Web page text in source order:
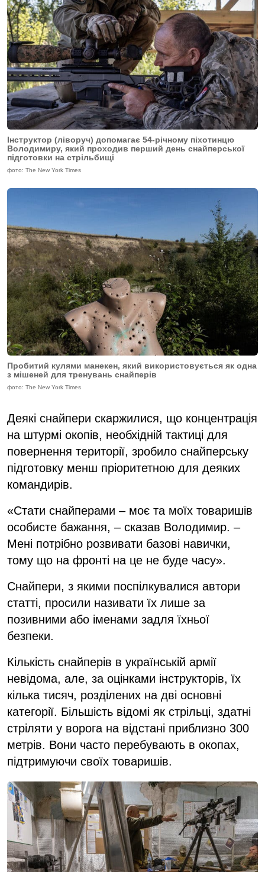
Інструктор (ліворуч) допомагає 54-річному піхотинцю
Володимиру, який проходив перший день снайперської
підготовки на стрільбищі
фото: The New York Times
Пробитий кулями манекен, який використовується як одна
з мішеней для тренувань снайперів
фото: The New York Times
Деякі снайпери скаржилися, що концентрація
на штурмі окопів, необхідній тактиці для
повернення території, зробило снайперську
підготовку менш пріоритетною для деяких
командирів.
«Стати снайперами – моє та моїх товаришів
особисте бажання, – сказав Володимир. –
Мені потрібно розвивати базові навички,
тому що на фронті на це не буде часу».
Снайпери, з якими поспілкувалися автори
статті, просили називати їх лише за
позивними або іменами задля їхньої
безпеки.
Кількість снайперів в українській армії
невідома, але, за оцінками інструкторів, їх
кілька тисяч, розділених на дві основні
категорії. Більшість відомі як стрільці, здатні
стріляти у ворога на відстані приблизно 300
метрів. Вони часто перебувають в окопах,
підтримуючи своїх товаришів.